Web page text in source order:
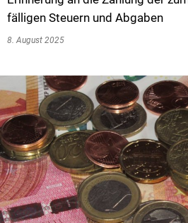
fälligen Steuern und Abgaben
8. August 2025